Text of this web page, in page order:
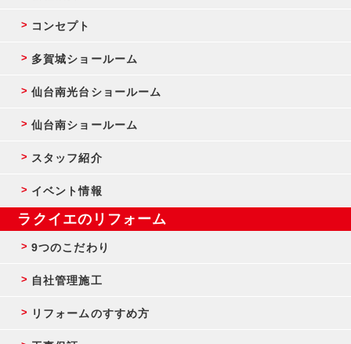
コンセプト
多賀城ショールーム
仙台南光台ショールーム
仙台南ショールーム
スタッフ紹介
イベント情報
ラクイエのリフォーム
9つのこだわり
自社管理施工
リフォームのすすめ方